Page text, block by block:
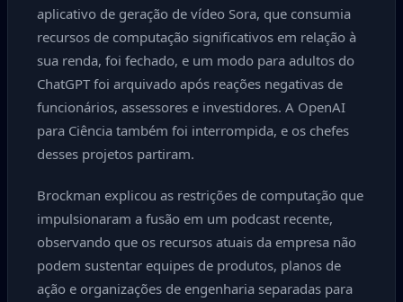
aplicativo de geração de vídeo Sora, que consumia
recursos de computação significativos em relação à
sua renda, foi fechado, e um modo para adultos do
ChatGPT foi arquivado após reações negativas de
funcionários, assessores e investidores. A OpenAI
para Ciência também foi interrompida, e os chefes
desses projetos partiram.
Brockman explicou as restrições de computação que
impulsionaram a fusão em um podcast recente,
observando que os recursos atuais da empresa não
podem sustentar equipes de produtos, planos de
ação e organizações de engenharia separadas para